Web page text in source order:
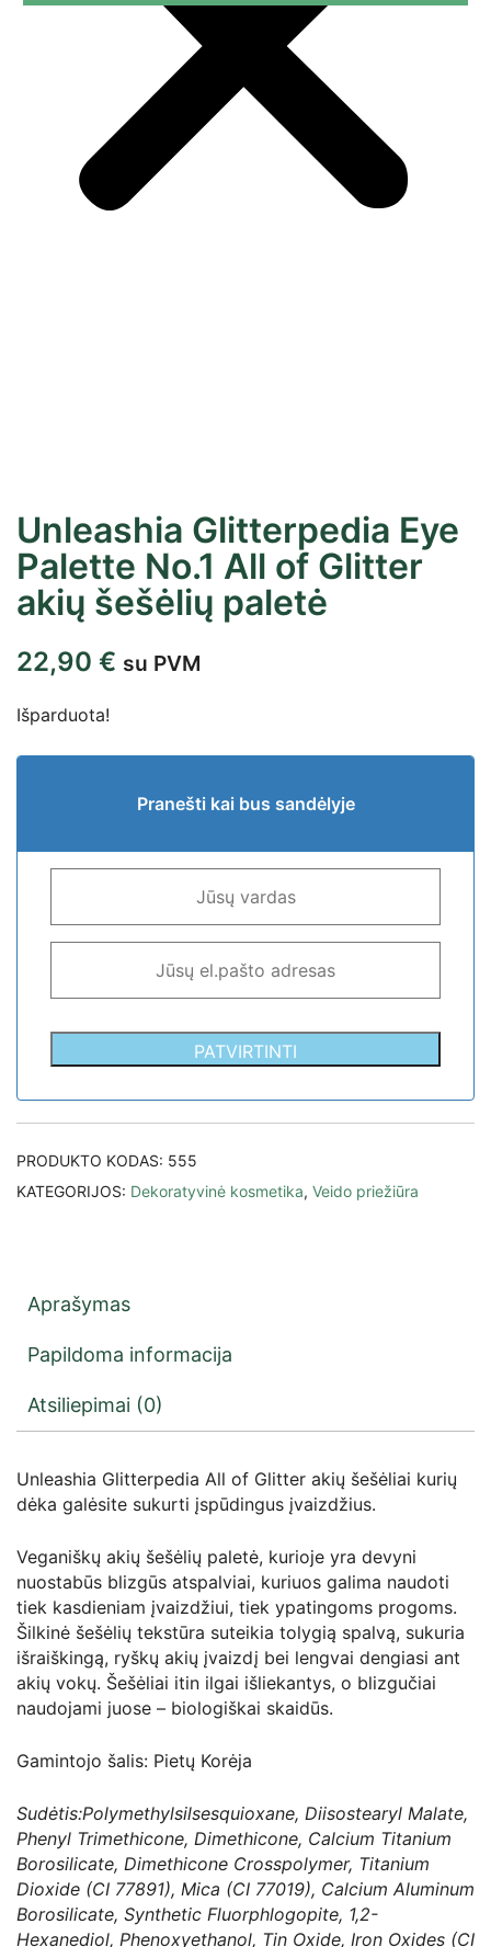
Unleashia Glitterpedia Eye
Palette No.1 All of Glitter
akių šešėlių paletė
22,90 € su PVM
Išparduota!
Pranešti kai bus sandėlyje
PATVIRTINTI
PRODUKTO KODAS: 555
KATEGORIJOS: Dekoratyvinė kosmetika, Veido priežiūra
Aprašymas
Papildoma informacija
Atsiliepimai (0)
Unleashia Glitterpedia All of Glitter akių šešėliai kurių
dėka galėsite sukurti įspūdingus įvaizdžius.
Veganiškų akių šešėlių paletė, kurioje yra devyni
nuostabūs blizgūs atspalviai, kuriuos galima naudoti
tiek kasdieniam įvaizdžiui, tiek ypatingoms progoms.
Šilkinė šešėlių tekstūra suteikia tolygią spalvą, sukuria
išraiškingą, ryškų akių įvaizdį bei lengvai dengiasi ant
akių vokų. Šešėliai itin ilgai išliekantys, o blizgučiai
naudojami juose – biologiškai skaidūs.
Gamintojo šalis: Pietų Korėja
Sudėtis:Polymethylsilsesquioxane, Diisostearyl Malate,
Phenyl Trimethicone, Dimethicone, Calcium Titanium
Borosilicate, Dimethicone Crosspolymer, Titanium
Dioxide (CI 77891), Mica (CI 77019), Calcium Aluminum
Borosilicate, Synthetic Fluorphlogopite, 1,2-
Hexanediol, Phenoxyethanol, Tin Oxide, Iron Oxides (CI